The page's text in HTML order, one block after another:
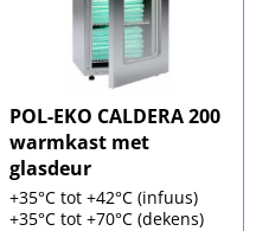
POL-EKO CALDERA 200
warmkast met
glasdeur
+35°C tot +42°C (infuus)
+35°C tot +70°C (dekens)